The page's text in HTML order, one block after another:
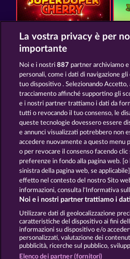
Super Duper Cherry Fruits
Frooty Troupe Sun Splash Fruit
Termini e
Informativa sulla
Società
Invia richiesta
La vostra privacy è per
importante
Noi e i nostri887 partner archiviamo
personali, come i dati di navigazione
tuo dispositivo . Selezionando
tracciamento affinché supportino gli
e i nostri partner trattiamo i dati da
tutti o revocando il tuo consenso, le
queste tecnologie dovessero essere
e annunci visualizzati potrebbero non
accedere nuovamente a questo menu
o per revocare il consenso facendo
preferenze in fondo alla pagina web. [o
sinistra della pagina web, se
effetto nel contesto del nostro Sito
informazioni, consulta l'Informativa
Noi e i nostri partner trattiamo i
Utilizzare dati di geolocalizzazione
caratteristiche del dispositivo ai fini
informazioni su dispositivo e/o
personalizzati, valutazione dei
pubblicità, ricerche sul pubblico,
Elenco dei partner (fornitori)